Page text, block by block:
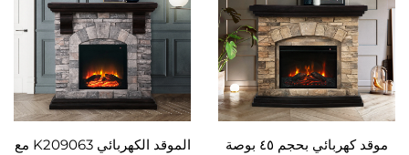
موقد كهربائي بحجم ٤٥ بوصة
الموقد الكهربائي K209063 مع